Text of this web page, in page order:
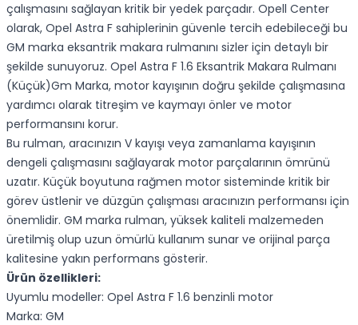
çalışmasını sağlayan kritik bir yedek parçadır. Opell Center
olarak, Opel Astra F sahiplerinin güvenle tercih edebileceği bu
GM marka eksantrik makara rulmanını sizler için detaylı bir
şekilde sunuyoruz. Opel Astra F 1.6 Eksantrik Makara Rulmanı
(Küçük)Gm Marka, motor kayışının doğru şekilde çalışmasına
yardımcı olarak titreşim ve kaymayı önler ve motor
performansını korur.
Bu rulman, aracınızın V kayışı veya zamanlama kayışının
dengeli çalışmasını sağlayarak motor parçalarının ömrünü
uzatır. Küçük boyutuna rağmen motor sisteminde kritik bir
görev üstlenir ve düzgün çalışması aracınızın performansı için
önemlidir. GM marka rulman, yüksek kaliteli malzemeden
üretilmiş olup uzun ömürlü kullanım sunar ve orijinal parça
kalitesine yakın performans gösterir.
Ürün özellikleri:
Uyumlu modeller: Opel Astra F 1.6 benzinli motor
Marka: GM